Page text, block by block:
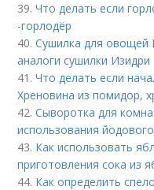
39.Что делать если
-горлодёр
40.Сушилка для овощей
аналоги сушилки Изидри
41.Что делать если
Хреновина из помидор,
42.Сыворотка для
использования
43. Как использовать
приготовления сока из
44. Как определить